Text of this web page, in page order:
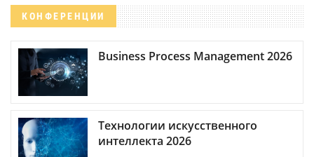
КОНФЕРЕНЦИИ
Business Process Management 2026
Технологии искусственного
интеллекта 2026